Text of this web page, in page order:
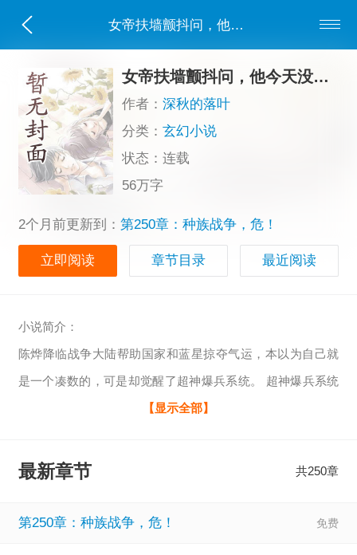
女帝扶墙颤抖问，他今天没爆兵吧？！
女帝扶墙颤抖问，他今天没爆兵吧？！
作者：深秋的落叶
分类：玄幻小说
状态：连载
56万字
2个月前更新到： 第250章：种族战争，危！
立即阅读 章节目录 最近阅读
小说简介：
陈烨降临战争大陆帮助国家和蓝星掠夺气运，本以为自己就
是一个凑数的，可是却觉醒了超神爆兵系统。 超神爆兵系统
不仅可以一秒一个大秦锐士，还能通过积分兑换各种历史名
娘居然总想爬上自己床。 陈烨：“你干嘛？恩将仇报不是？”
一年365天，你要一天一个？！！” —————— 陈烨：“真是
【显示全部】
最新章节 共250章
第250章：种族战争，危！